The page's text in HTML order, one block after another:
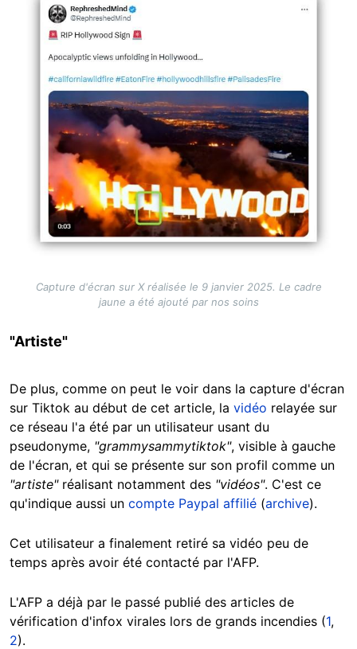
Capture d'écran sur X réalisée le 9 janvier 2025. Le cadre
jaune a été ajouté par nos soins
"Artiste"
De plus, comme on peut le voir dans la capture d'écran
sur Tiktok au début de cet article, la vidéo relayée sur
ce réseau l'a été par un utilisateur usant du
pseudonyme, "grammysammytiktok", visible à gauche
de l'écran, et qui se présente sur son profil comme un
"artiste"réalisant notamment des "vidéos". C'est ce
qu'indique aussi un compte Paypal affilié (archive).
Cet utilisateur a finalement retiré sa vidéo peu de
temps après avoir été contacté par l'AFP.
L'AFP a déjà par le passé publié des articles de
vérification d'infox virales lors de grands incendies (1,
2).